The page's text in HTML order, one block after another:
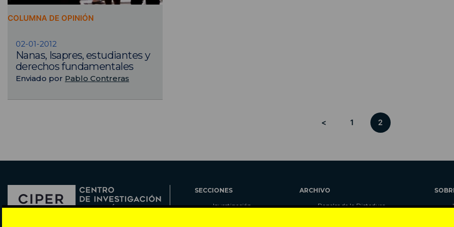
COLUMNA DE OPINIÓN
02-01-2012
Nanas, Isapres, estudiantes y
derechos fundamentales
Enviado por Pablo Contreras
< 1 2
SECCIONES
Investigación
ARCHIVO
Papeles de la Dictadura